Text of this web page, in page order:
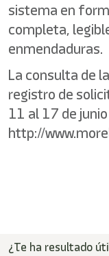
sistema en
completa,
enmendaduras.
La consulta de
registro de
11 al 17 de
http://
¿Te ha resultado